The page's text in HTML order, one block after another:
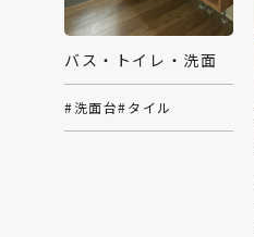
バス・トイレ・洗面
#洗面台#タイル